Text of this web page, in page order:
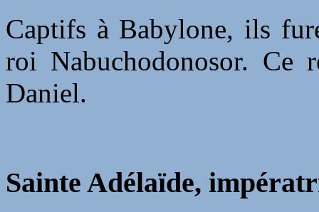
Captifs à Babylone, ils
roi Nabuchodonosor.
Daniel.
Sainte Adélaïde,